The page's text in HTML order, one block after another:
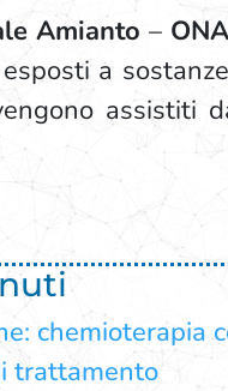
Amianto – ONA
a
assistiti
chemioterapia
trattamento